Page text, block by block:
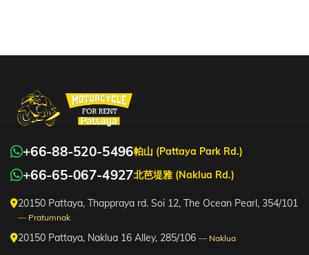
+66-88-520-5496帕山 (Pattaya Park Rd.)
+66-65-067-4927北芭堤雅 (Naklua Rd.)
20150 Pattaya, Thappraya rd. Soi 12, The Ocean Pearl, 354/101
— Pratumnak
20150 Pattaya, Naklua 16 Alley, 285/106 — Naklua